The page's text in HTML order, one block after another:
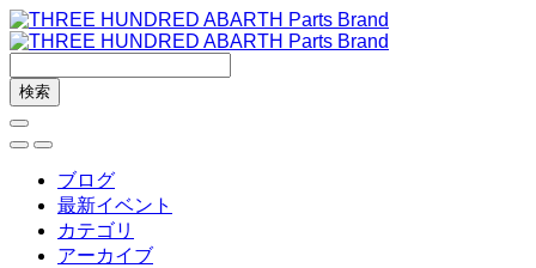
ブログ
最新イベント
カテゴリ
アーカイブ